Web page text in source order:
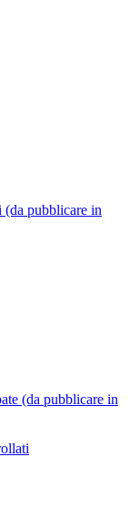
pubblicare in
(da pubblicare in